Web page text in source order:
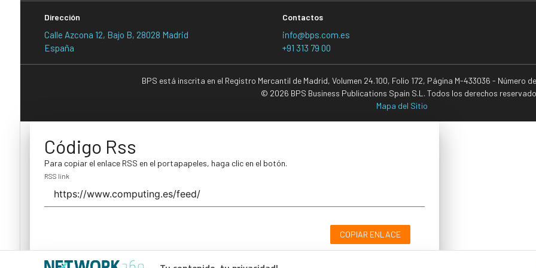
Dirección
Calle Azcona 12, Bajo B, 28028 Madrid
España
Contactos
info@bps.com.es
+91 313 79 00
BPS está inscrita en el Registro Mercantil de Madrid, Volumen 24.100, Folio 172, Página M-433036 - Número
© 2026 BPS Business Publications Spain S.L. Todos los derechos
Mapa del Sitio
Código Rss
Para copiar el enlace RSS en el portapapeles, haga clic en el botón.
RSS link
COPIAR ENLACE